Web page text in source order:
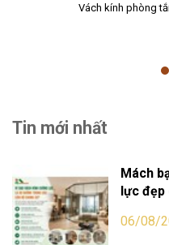
Vách kính phòng
Tin mới nhất
Mách
lực đẹp
06/08/